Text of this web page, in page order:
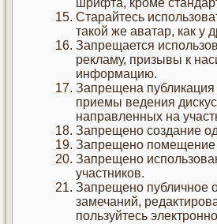
Старайтесь
такой же аватар, как у
Запрещается
рекламу, призывы к
информацию.
Запрещена
приемы ведения
направленных на
Запрещено создание
Запрещено помещение
Запрещено
участников.
Запрещено публичное
замечаний,
пользуйтесь